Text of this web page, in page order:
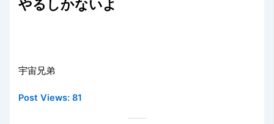
やるしかないよ
宇宙兄弟
Post Views: 81